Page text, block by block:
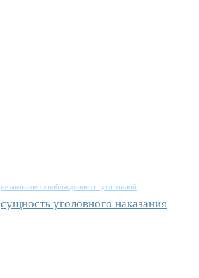
незаконное освобождение от уголовной
сущность уголовного наказания